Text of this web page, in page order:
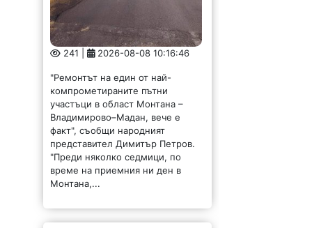
241 | 2026-08-08 10:16:46
"Ремонтът на един от най-
компрометираните пътни
участъци в област Монтана –
Владимирово–Мадан, вече е
факт", съобщи народният
представител Димитър Петров.
"Преди няколко седмици, по
време на приемния ни ден в
Монтана,...